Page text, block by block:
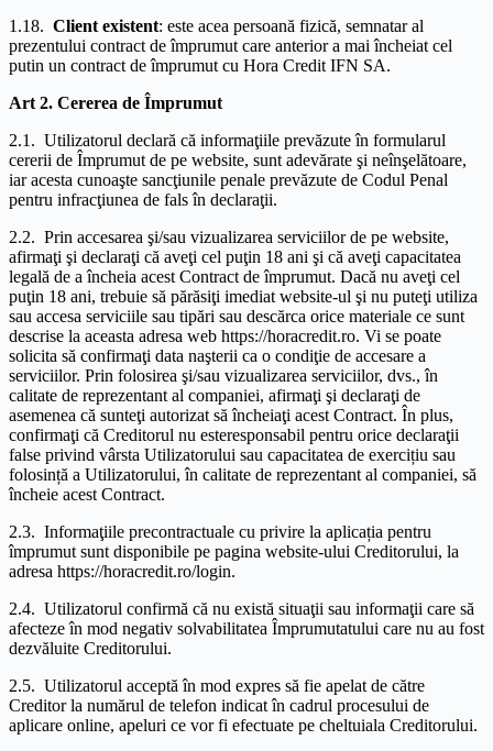
1.18. Client existent: este acea persoană fizică, semnatar al
prezentului contract de împrumut care anterior a mai încheiat cel
putin un contract de împrumut cu Hora Credit IFN SA.
Art 2. Cererea de Împrumut
2.1. Utilizatorul declară că informaţiile prevăzute în formularul
cererii de Împrumut de pe website, sunt adevărate şi neînşelătoare,
iar acesta cunoaşte sancţiunile penale prevăzute de Codul Penal
pentru infracţiunea de fals în declaraţii.
2.2. Prin accesarea şi/sau vizualizarea serviciilor de pe website,
afirmaţi şi declaraţi că aveţi cel puţin 18 ani şi că aveţi capacitatea
legală de a încheia acest Contract de împrumut. Dacă nu aveţi cel
puţin 18 ani, trebuie să părăsiţi imediat website-ul şi nu puteţi utiliza
sau accesa serviciile sau tipări sau descărca orice materiale ce sunt
descrise la aceasta adresa web https://horacredit.ro. Vi se poate
solicita să confirmaţi data naşterii ca o condiţie de accesare a
serviciilor. Prin folosirea şi/sau vizualizarea serviciilor, dvs., în
calitate de reprezentant al companiei, afirmaţi şi declaraţi de
asemenea că sunteţi autorizat să încheiaţi acest Contract. În plus,
confirmaţi că Creditorul nu esteresponsabil pentru orice declaraţii
false privind vârsta Utilizatorului sau capacitatea de exercițiu sau
folosință a Utilizatorului, în calitate de reprezentant al companiei, să
încheie acest Contract.
2.3. Informaţiile precontractuale cu privire la aplicația pentru
împrumut sunt disponibile pe pagina website-ului Creditorului, la
adresa https://horacredit.ro/login.
2.4. Utilizatorul confirmă că nu există situaţii sau informaţii care să
afecteze în mod negativ solvabilitatea Împrumutatului care nu au fost
dezvăluite Creditorului.
2.5. Utilizatorul acceptă în mod expres să fie apelat de către
Creditor la numărul de telefon indicat în cadrul procesului de
aplicare online, apeluri ce vor fi efectuate pe cheltuiala Creditorului.